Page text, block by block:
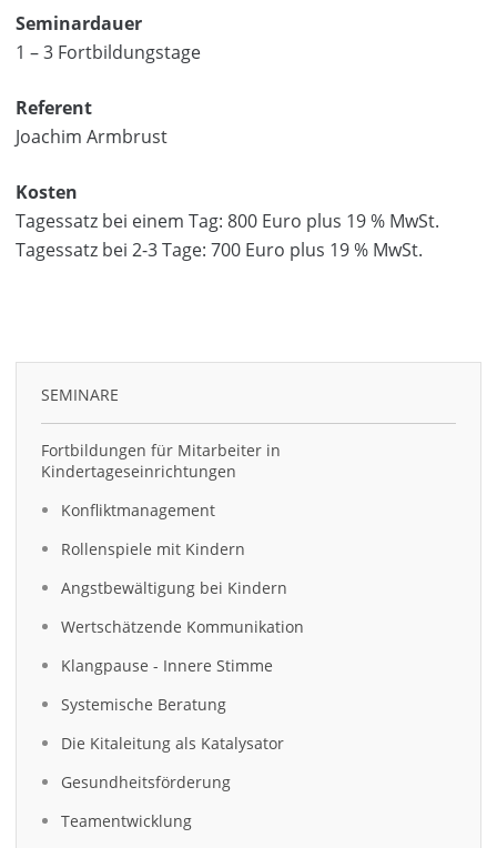
Seminardauer
1 – 3 Fortbildungstage
Referent
Joachim Armbrust
Kosten
Tagessatz bei einem Tag: 800 Euro plus 19 % MwSt.
Tagessatz bei 2-3 Tage: 700 Euro plus 19 % MwSt.
SEMINARE
Fortbildungen für Mitarbeiter in
Kindertageseinrichtungen
Konfliktmanagement
Rollenspiele mit Kindern
Angstbewältigung bei Kindern
Wertschätzende Kommunikation
Klangpause - Innere Stimme
Systemische Beratung
Die Kitaleitung als Katalysator
Gesundheitsförderung
Teamentwicklung